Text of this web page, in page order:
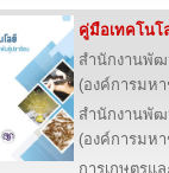
คู่มือเทคโน
สำนักงานพัฒ
(องค์การมห
สำนักงานพัฒ
(องค์การมห
การเกษตรแ